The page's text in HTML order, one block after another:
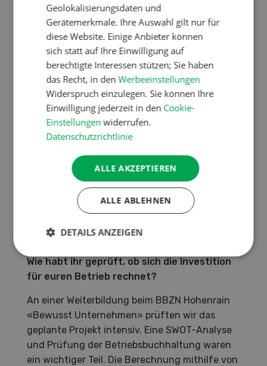
%), 1 Lernender | Investitionen in den letzten 10
Jahren: Fr. 2,7 Mio. (ZS-Stall, MV-Stall) | Produk
tionsziel: 600 000 kg Milch, 3300 Jager
Was war der Grund für die Investition in
einen Milchviehstall?
Der Anbindestall war über 50 Jahre alt. Die
Tierschutzanforderungen waren zwar erfüllt,
passten aber nicht mehr zum Leistungsniveau
der Kühe. Zudem war die Produktionsform
arbeitswirtschaftlich ineffizient. Zwei moderne
Betriebszweige erhöhen auch die Attraktivität
für Lernende und Angestellte.
Wie habt ihr geprüft, ob sich die Investition
für euren Betrieb rechnet?
An einer Weiterbildung beim BBZN Hohenrain
«Bewusst Unternehmen» prüften wir das
geplante Projekt intensiv. Eine SWOT-Analyse
und Prüfung der Betriebsbuchhaltung waren
ein wichtiger Teil. Die Berechnung mithilfe von
Geolokalisierungsdaten und
Gerätemerkmale. Ihre Auswahl gilt nur für
diese Website. Einige Anbieter können
sich statt auf Ihre Einwilligung auf
berechtigte Interessen stützen; Sie haben
das Recht, in denWerbeeinstellungen
Widerspruch einzulegen. Sie können Ihre
Einwilligung jederzeit in den Cookie-
Einstellungen widerrufen.
Datenschutzrichtlinie
ALLE AKZEPTIEREN
ALLE ABLEHNEN
DETAILS ANZEIGEN